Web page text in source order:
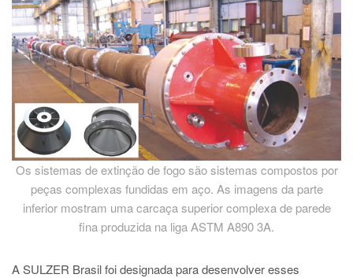
MAGMA Índia
EN
MAGMA Coréia
KO
Os sistemas de extinção de fogo são sistemas compostos por
peças complexas fundidas em aço. As imagens da parte
inferior mostram uma carcaça superior complexa de parede
fina produzida na liga ASTM A890 3A.
A SULZER Brasil foi designada para desenvolver esses